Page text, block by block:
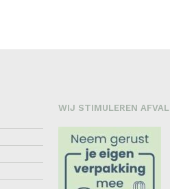
WIJ STIMULEREN